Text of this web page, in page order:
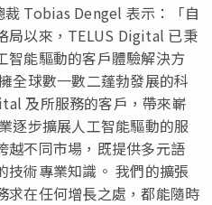
Tobias Dengel 表示：「自
局以來，TELUS Digital 已秉
智能驅動的客戶體驗解決方
全球數一數二蓬勃發展的科
及所服務的客戶，帶來嶄
逐步擴展人工智能驅動的服
越不同市場，既提供多元語
技術專業知識。 我們的擴張
求在任何增長之處，都能隨時